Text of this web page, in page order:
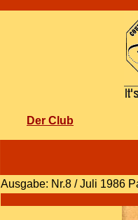
Der Club
Ausgabe: Nr.8 / Juli 1986